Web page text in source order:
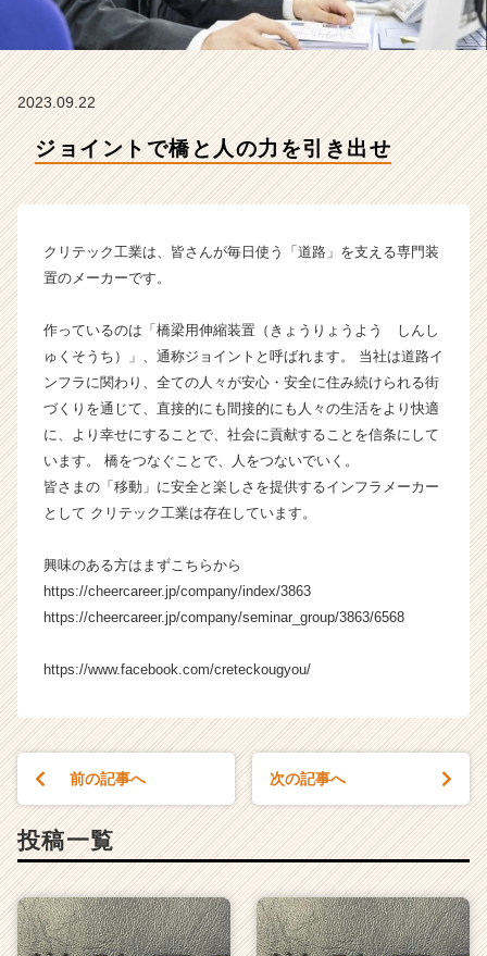
イ
ム
ラ
ベ
ン
成
業
か
ら
ス
カ
ウ
ト
が
届
就
イ
チ
キ
（C
r
C
a
2023.09.22
ジョイントで橋と人の力を引き出せ
クリテック工業は、皆さんが毎日使う「道路」を支える専門装
置のメーカーです。
作っているのは「橋梁用伸縮装置（きょうりょうよう しんし
ゅくそうち）」、通称ジョイントと呼ばれます。 当社は道路イ
ンフラに関わり、全ての人々が安心・安全に住み続けられる街
づくりを通じて、直接的にも間接的にも人々の生活をより快適
に、より幸せにすることで、社会に貢献することを信条にして
います。 橋をつなぐことで、人をつないでいく。
皆さまの「移動」に安全と楽しさを提供するインフラメーカー
として クリテック工業は存在しています。
興味のある方はまずこちらから
https://cheercareer.jp/company/index/3863
https://cheercareer.jp/company/seminar_group/3863/6568
https://www.facebook.com/creteckougyou/
前の記事へ 次の記事へ
投稿一覧